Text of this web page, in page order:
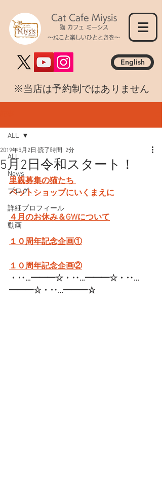
Cat Cafe Miysis
猫 カフェ ミーシス
～ねこと楽しいひとときを～
English
​※当店は予約制ではありません
ALL
News
ブログ
詳細プロフィール
動画
ALL
5月2日令和スタート！
2019年5月2日 読了時間: 2分
里親募集の猫たち
ペットショップにいくまえに
４月のお休み＆GWについて
１０周年記念企画①
１０周年記念企画②
・‥…━━━☆・‥…━━━☆・‥…
━━━☆・‥…━━━☆